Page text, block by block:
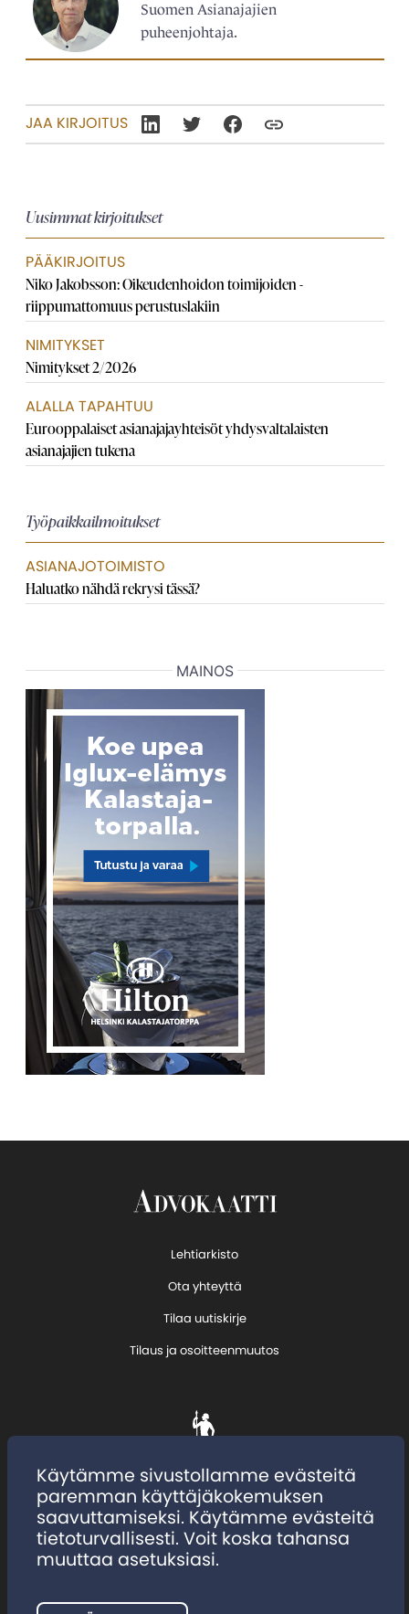
Suomen Asianajajien
puheenjohtaja.
JAA KIRJOITUS
Uusimmat kirjoitukset
PÄÄKIRJOITUS
Niko Jakobsson: Oikeudenhoidon toimijoiden ­
riippumattomuus perustuslakiin
NIMITYKSET
Nimitykset 2/2026
ALALLA TAPAHTUU
Eurooppalaiset asianajaja­yhteisöt yhdysvaltalaisten
asianajajien tukena
Työpaikkailmoitukset
ASIANAJOTOIMISTO
Haluatko nähdä rekrysi tässä?
MAINOS
Lehtiarkisto
Ota yhteyttä
Tilaa uutiskirje
Tilaus ja osoitteenmuutos
Käytämme sivustollamme evästeitä
paremman käyttäjäkokemuksen
saavuttamiseksi. Käytämme evästeitä
tietoturvallisesti. Voit koska tahansa
muuttaa asetuksiasi.